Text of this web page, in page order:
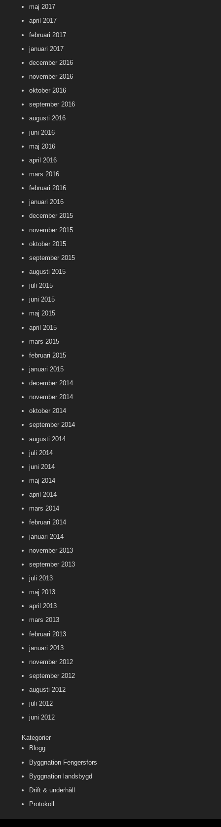
maj 2017
april 2017
februari 2017
januari 2017
december 2016
november 2016
oktober 2016
september 2016
augusti 2016
juni 2016
maj 2016
april 2016
mars 2016
februari 2016
januari 2016
december 2015
november 2015
oktober 2015
september 2015
augusti 2015
juli 2015
juni 2015
maj 2015
april 2015
mars 2015
februari 2015
januari 2015
december 2014
november 2014
oktober 2014
september 2014
augusti 2014
juli 2014
juni 2014
maj 2014
april 2014
mars 2014
februari 2014
januari 2014
november 2013
september 2013
juli 2013
maj 2013
april 2013
mars 2013
februari 2013
januari 2013
november 2012
september 2012
augusti 2012
juli 2012
juni 2012
Kategorier
Blogg
Byggnation Fengersfors
Byggnation landsbygd
Drift & underhåll
Protokoll